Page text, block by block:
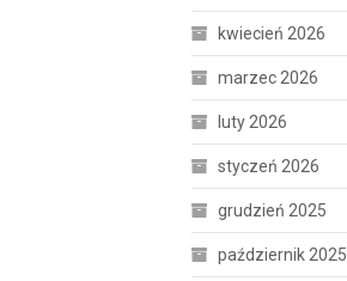
kwiecień 2026
marzec 2026
luty 2026
styczeń 2026
grudzień 2025
październik 2025